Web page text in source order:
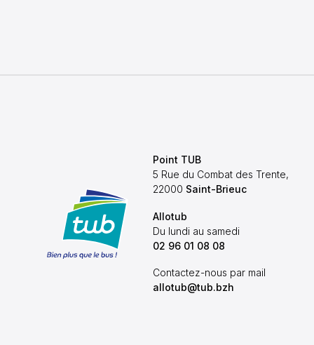
Point TUB
5 Rue du Combat des Trente,
22000 Saint-Brieuc
Allotub
Du lundi au samedi
02 96 01 08 08
Contactez-nous par mail
allotub@tub.bzh